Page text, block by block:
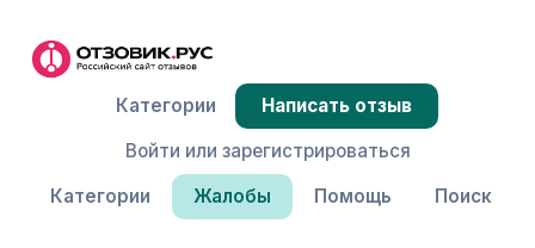
Категории Жалобы Помощь Поиск
Категории
Написать отзыв
Войти или зарегистрироваться